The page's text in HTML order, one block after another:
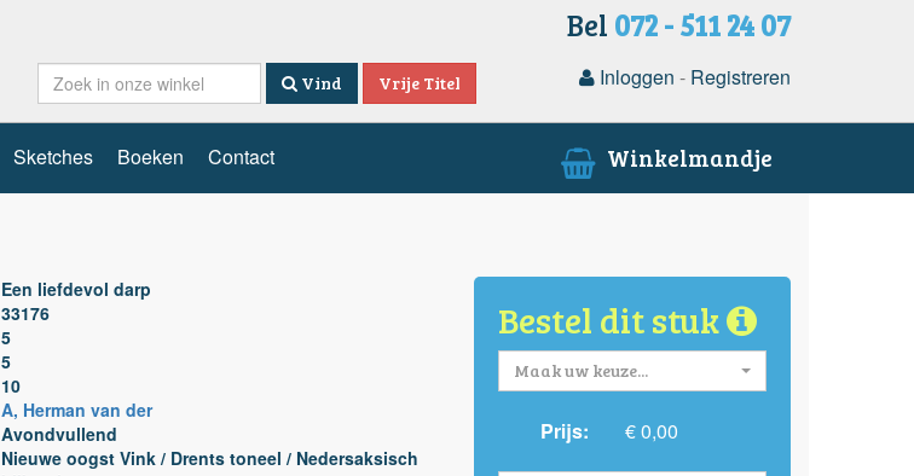
Bel 072 - 511 24 07
Vind Vrije Titel Inloggen - Registreren
Sketches Boeken Contact Winkelmandje
Een liefdevol darp
33176
5
5
10
A, Herman van der
Avondvullend
Nieuwe oogst Vink / Drents toneel / Nedersaksisch
Bestel dit stuk
Maak uw keuze...
Prijs: € 0,00